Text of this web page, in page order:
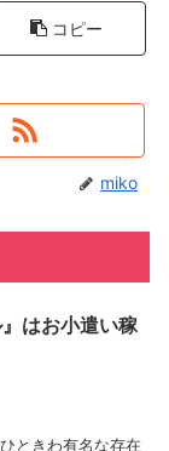
コピー
miko
』はお小遣い稼
ときわ有名な存在